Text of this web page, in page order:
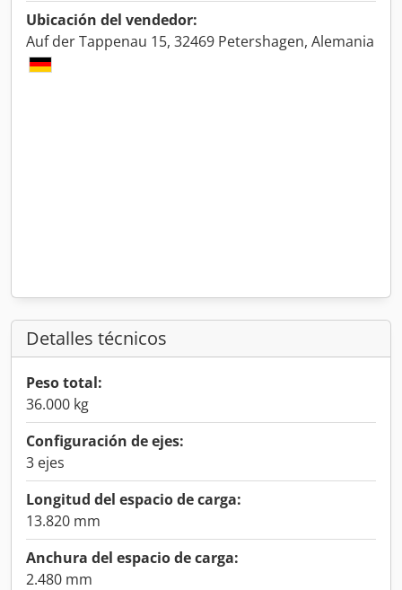
Ubicación del vendedor:
Auf der Tappenau 15, 32469 Petershagen, Alemania
Detalles técnicos
Peso total:
36.000 kg
Configuración de ejes:
3 ejes
Longitud del espacio de carga:
13.820 mm
Anchura del espacio de carga:
2.480 mm